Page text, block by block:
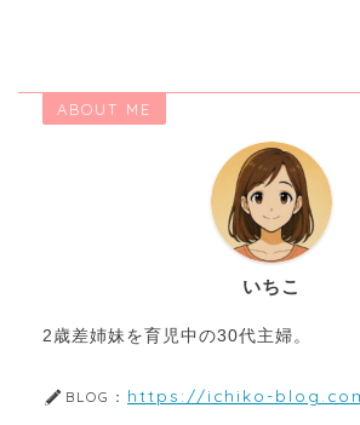
ABOUT ME
いちこ
2歳差姉妹を育児中の30代主婦。
BLOG： https://ichiko-